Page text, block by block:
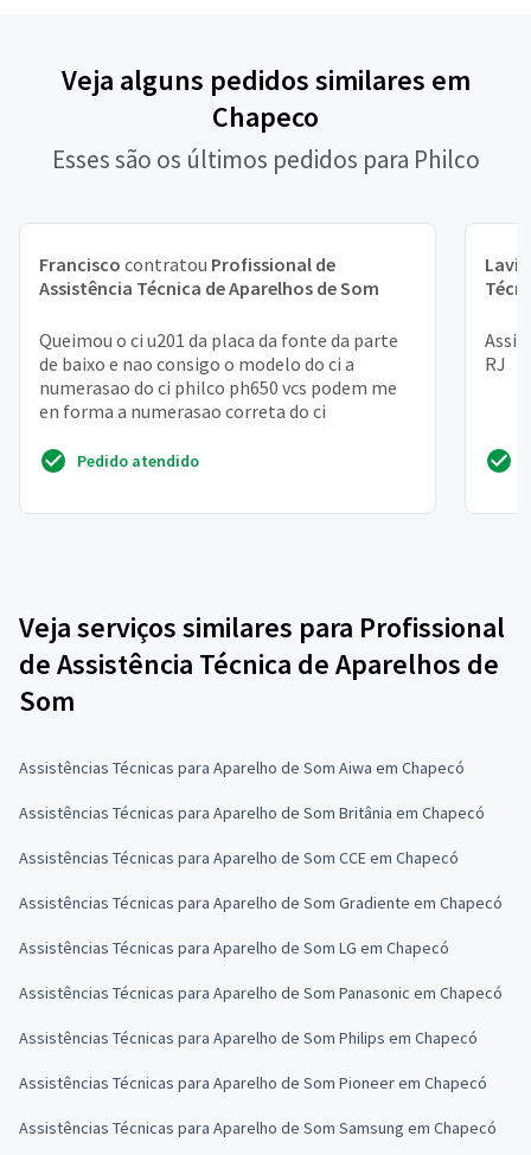
Veja alguns pedidos similares em
Chapeco
Esses são os últimos pedidos para Philco
Francisco contratou Profissional de
Assistência Técnica de Aparelhos de Som
Queimou o ci u201 da placa da fonte da parte
de baixo e nao consigo o modelo do ci a
numerasao do ci philco ph650 vcs podem me
en forma a numerasao correta do ci
Pedido atendido
RJ
Veja serviços similares para Profissional
de Assistência Técnica de Aparelhos de
Som
Assistências Técnicas para Aparelho de Som Aiwa em Chapecó
Assistências Técnicas para Aparelho de Som Britânia em Chapecó
Assistências Técnicas para Aparelho de Som CCE em Chapecó
Assistências Técnicas para Aparelho de Som Gradiente em Chapecó
Assistências Técnicas para Aparelho de Som LG em Chapecó
Assistências Técnicas para Aparelho de Som Panasonic em Chapecó
Assistências Técnicas para Aparelho de Som Philips em Chapecó
Assistências Técnicas para Aparelho de Som Pioneer em Chapecó
Assistências Técnicas para Aparelho de Som Samsung em Chapecó